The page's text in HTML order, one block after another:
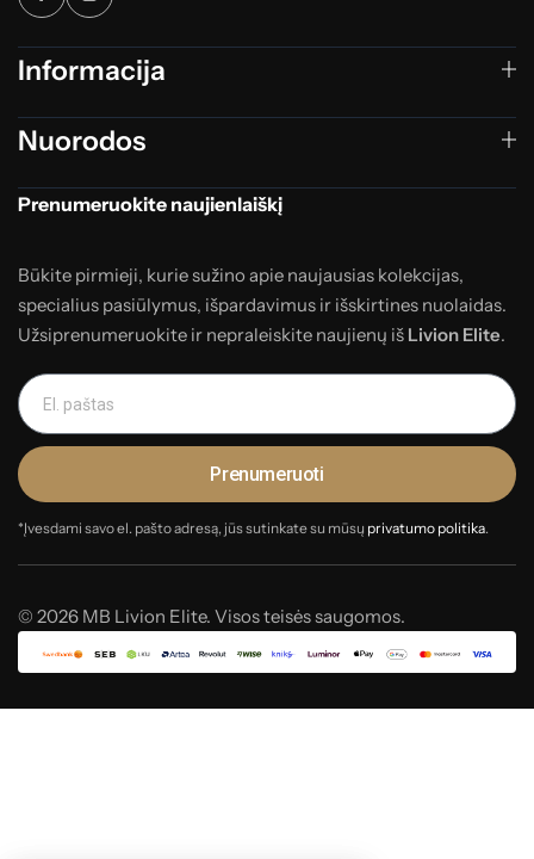
Informacija
Nuorodos
Prenumeruokite naujienlaiškį
Būkite pirmieji, kurie sužino apie naujausias kolekcijas,
specialius pasiūlymus, išpardavimus ir išskirtines nuolaidas.
Užsiprenumeruokite ir nepraleiskite naujienų iš Livion Elite.
Prenumeruoti
*Įvesdami savo el. pašto adresą, jūs sutinkate su mūsų privatumo politika.
© 2026 MB Livion Elite. Visos teisės saugomos.